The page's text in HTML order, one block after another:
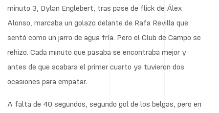
minuto 3, Dylan Englebert, tras pase de flick de Álex
Alonso, marcaba un golazo delante de Rafa Revilla que
sentó como un jarro de agua fría. Pero el Club de Campo se
rehizo. Cada minuto que pasaba se encontraba mejor y
antes de que acabara el primer cuarto ya tuvieron dos
ocasiones para empatar.
A falta de 40 segundos, segundo gol de los belgas, pero en